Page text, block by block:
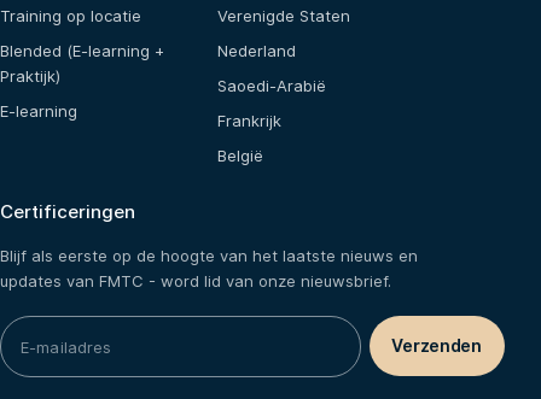
Training op locatie
Blended (E-learning +
Praktijk)
E-learning
Verenigde Staten
Nederland
Saoedi-Arabië
Frankrijk
België
Certificeringen
Blijf als eerste op de hoogte van het laatste nieuws en
updates van FMTC - word lid van onze nieuwsbrief.